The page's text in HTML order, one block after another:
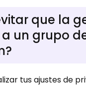
que la
un grupo
tus ajustes de